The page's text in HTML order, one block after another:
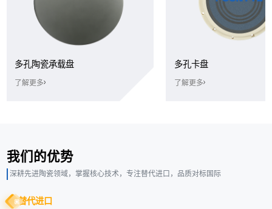
多孔陶瓷承载盘
了解更多
多孔卡盘
了解更多
我们的优势
深耕先进陶瓷领域，掌握核心技术，专注替代进口，品质对标国际
替代进口